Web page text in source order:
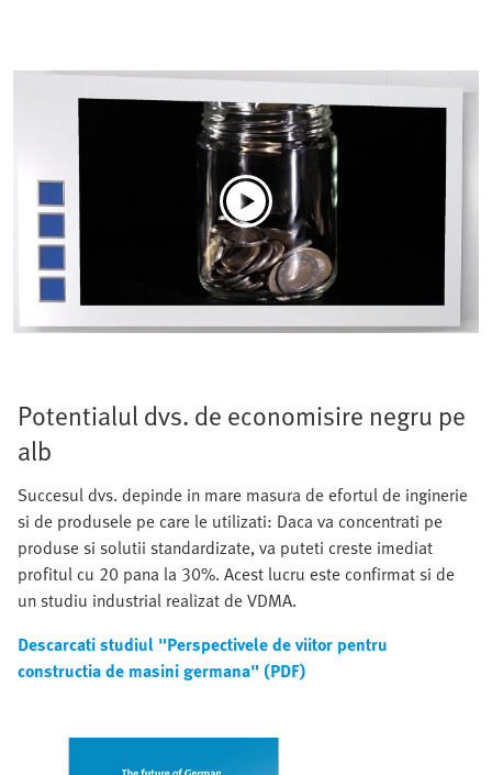
Potentialul dvs. de economisire negru pe
alb
Succesul dvs. depinde in mare masura de efortul de inginerie
si de produsele pe care le utilizati: Daca va concentrati pe
produse si solutii standardizate, va puteti creste imediat
profitul cu 20 pana la 30%. Acest lucru este confirmat si de
un studiu industrial realizat de VDMA.
Descarcati studiul "Perspectivele de viitor pentru
constructia de masini germana" (PDF)